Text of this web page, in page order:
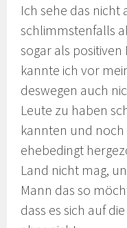
Ich sehe das nicht
schlimmstenfalls
sogar als positiven
kannte ich vor
deswegen auch
Leute zu haben
kannten und noch
ehebedingt
Land nicht mag,
Mann das so
dass es sich auf